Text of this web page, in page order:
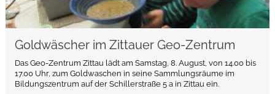
Goldwäscher im Zittauer Geo-Zentrum
Das Geo-Zentrum Zittau lädt am Samstag, 8. August, von 14.00 bis
17.00 Uhr, zum Goldwaschen in seine Sammlungsräume im
Bildungszentrum auf der Schillerstraße 5 a in Zittau ein.